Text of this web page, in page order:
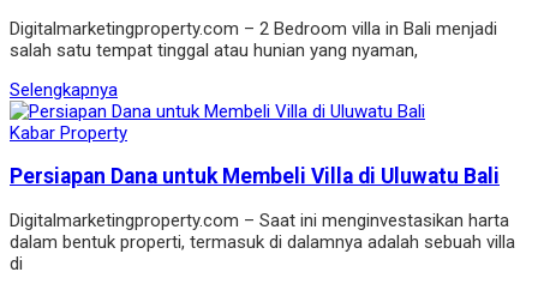
Digitalmarketingproperty.com – 2 Bedroom villa in Bali menjadi
salah satu tempat tinggal atau hunian yang nyaman,
Selengkapnya
Kabar Property
Persiapan Dana untuk Membeli Villa di Uluwatu Bali
Digitalmarketingproperty.com – Saat ini menginvestasikan harta
dalam bentuk properti, termasuk di dalamnya adalah sebuah villa
di